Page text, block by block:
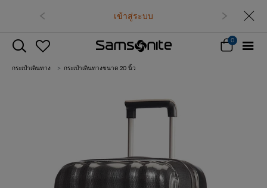
เข้าสู่ระบบ
0
กระเป๋าเดินทาง กระเป๋าเดินทางขนาด 20 นิ้ว